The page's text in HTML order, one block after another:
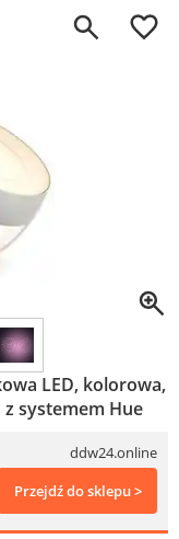
0
LED, kolorowa,
systemem Hue
ddw24.online
Przejdź do sklepu >